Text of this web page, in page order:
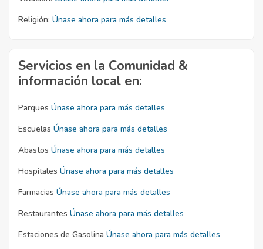
Religión: Únase ahora para más detalles
Servicios en la Comunidad &
información local en:
Parques Únase ahora para más detalles
Escuelas Únase ahora para más detalles
Abastos Únase ahora para más detalles
Hospitales Únase ahora para más detalles
Farmacias Únase ahora para más detalles
Restaurantes Únase ahora para más detalles
Estaciones de Gasolina Únase ahora para más detalles